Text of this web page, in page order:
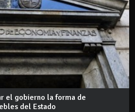
el gobierno la forma de
del Estado